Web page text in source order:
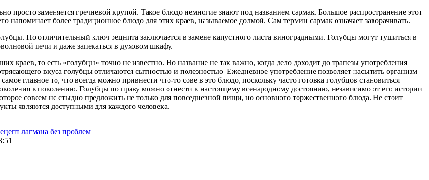
просто заменяется гречневой крупой. Такое блюдо немногие знают под названием сармак. Большое распространение этот
напоминает более традиционное блюдо для этих краев, называемое долмой. Сам термин сармак означает заворачивать.
Но отличительный ключ рецнпта заключается в замене капустного листа виноградными. Голубцы могут тушиться в
печи и даже запекаться в духовом шкафу.
краев, то есть «голубцы» точно не известно. Но название не так важно, когда дело доходит до трапезы употребления
вкуса голубцы отличаются сытностью и полезностью. Ежедневное употребление позволяет насытить организм
главное то, что всегда можно привнести что-то сове в это блюдо, поскольку часто готовка голубцов становиться
к поколению. Голубцы по праву можно отнести к настоящему всенародному достоянию, независимо от его истории
совсем не стыдно предложить не только для повседневной пищи, но основного торжественного блюда. Не стоит
являются доступными для каждого человека.
лагмана без проблем